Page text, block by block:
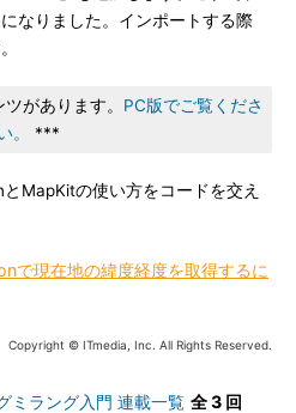
なりました。インポートする際
があります。 PC版でご覧くださ
。
***
MapKitの使い方をコードを交え
で現在地の緯度経度を取得するに
Copyright © ITmedia, Inc. All Rights Reserved.
ミラング入門 連載一覧 全 3 回